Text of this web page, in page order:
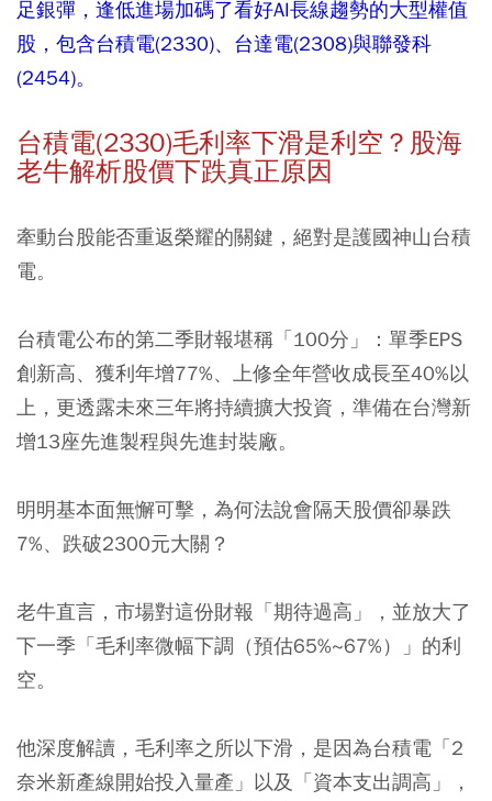
足銀彈，逢低進場加碼了看好AI長線趨勢的大型權值
股，包含台積電(2330)、台達電(2308)與聯發科
(2454)。
台積電(2330)毛利率下滑是利空？股海
老牛解析股價下跌真正原因
牽動台股能否重返榮耀的關鍵，絕對是護國神山台積
電。
台積電公布的第二季財報堪稱「100分」：單季EPS
創新高、獲利年增77%、上修全年營收成長至40%以
上，更透露未來三年將持續擴大投資，準備在台灣新
增13座先進製程與先進封裝廠。
明明基本面無懈可擊，為何法說會隔天股價卻暴跌
7%、跌破2300元大關？
老牛直言，市場對這份財報「期待過高」，並放大了
下一季「毛利率微幅下調（預估65%~67%）」的利
空。
他深度解讀，毛利率之所以下滑，是因為台積電「2
奈米新產線開始投入量產」以及「資本支出調高」，